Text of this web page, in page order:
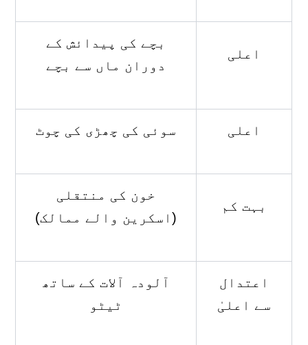
بچے کی پیدائش کے
دوران ماں سے بچے
اعلی
سوئی کی چھڑی کی چوٹ اعلی
خون کی منتقلی
(اسکرین والے ممالک)
بہت کم
آلودہ آلات کے ساتھ
ٹیٹو
اعتدال
سے اعلیٰ